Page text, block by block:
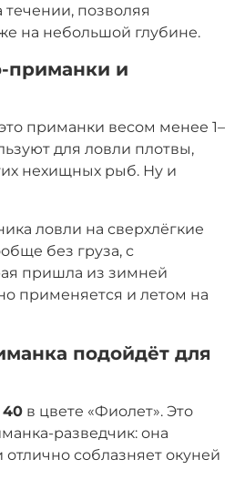
позволяя
на небольшой глубине.
приманки и
приманки весом менее 1–
для ловли плотвы,
нехищных рыб. Ну и
ловли на сверхлёгкие
без груза, с
пришла из зимней
применяется и летом на
подойдёт для
40 в цвете «Фиолет». Это
разведчик: она
соблазняет окуней